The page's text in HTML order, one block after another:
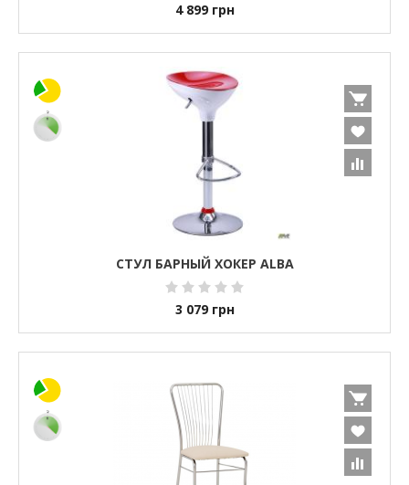
4 899 грн
СТУЛ БАРНЫЙ ХОКЕР ALBA
3 079 грн